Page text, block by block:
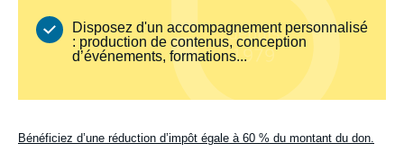
AvantagesDisposez d'un accompagnement personnalisé
: production de contenus, conception
d’événements, formations...
Lien
Bénéficiez d’une réduction d’impôt égale à 60 % du montant du don.